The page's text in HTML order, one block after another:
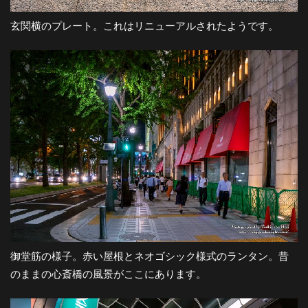
玄関横のプレート。これはリニューアルされたようです。
御堂筋の様子。赤い屋根とネオゴシック様式のランタン。昔
のままの心斎橋の風景がここにあります。